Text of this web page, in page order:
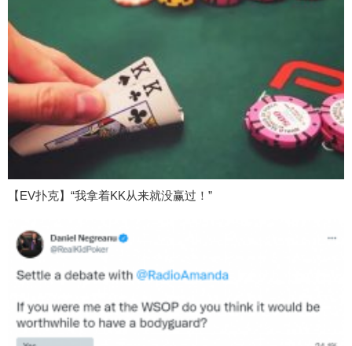
【EV扑克】“我拿着KK从来就没赢过！”